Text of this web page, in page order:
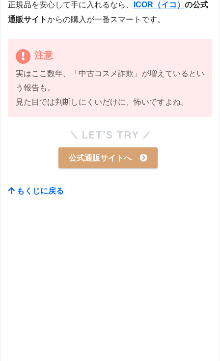
正規品を安心して手に入れるなら、 ICOR（イコ） の公式
通販サイトからの購入が一番スマートです。
注意
実はここ数年、「中古コスメ詐欺」が増えているとい
う報告も。
見た目では判断しにくいだけに、怖いですよね。
LET’S TRY
公式通販サイトへ
もくじに戻る